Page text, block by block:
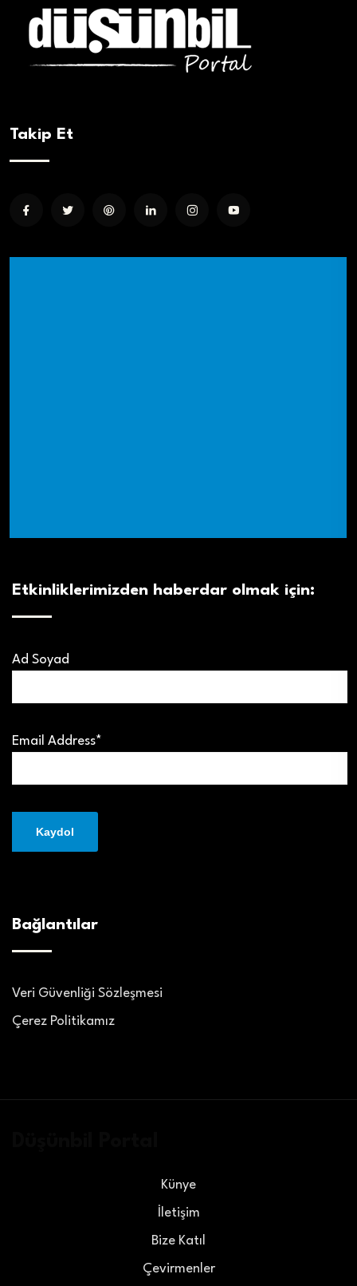
Takip Et
Etkinliklerimizden haberdar olmak için:
Ad Soyad
Email Address*
Bağlantılar
Veri Güvenliği Sözleşmesi
Çerez Politikamız
Künye
İletişim
Bize Katıl
Çevirmenler